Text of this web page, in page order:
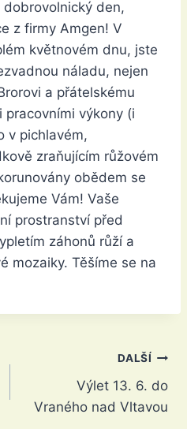
den,
z firmy Amgen! V
květnovém dnu, jste
náladu, nejen
a přátelskému
pracovními výkony (i
v pichlavém,
zraňujícím růžovém
obědem se
Vám! Vaše
prostranství před
záhonů růží a
mozaiky. Těšíme se na
DALŠÍ
Výlet 13. 6. do
Vraného nad Vltavou